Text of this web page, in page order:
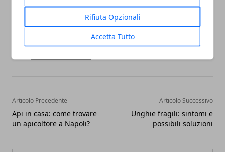
Rifiuta Opzionali
Accetta Tutto
Facebook
TwitterWhatsapp
Articolo Precedente
Api in casa: come trovare
un apicoltore a Napoli?
Articolo Successivo
Unghie fragili: sintomi e
possibili soluzioni